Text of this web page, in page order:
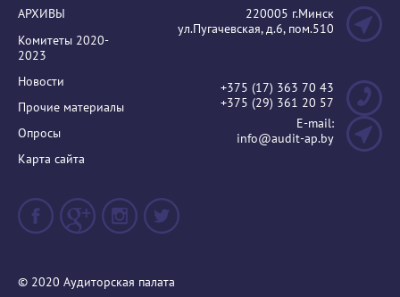
АРХИВЫ
Комитеты 2020-
2023
Новости
Прочие материалы
Опросы
Карта сайта
220005 г.Минск
ул.Пугачевская, д.6, пом.510
+375 (17) 363 70 43
+375 (29) 361 20 57
E-mail:
info@audit-ap.by
© 2020 Аудиторская палата